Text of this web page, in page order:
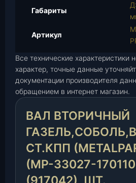
о
р
и
ч
ы
й
Г
А
З
Габариты
Артикул
Все технические характеристики
характер, точные данные
документации производителя
обращением в интернет магазин.
ВАЛ ВТОРИЧНЫЙ
СТ.КПП
(МР-33027-